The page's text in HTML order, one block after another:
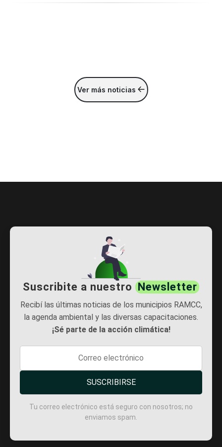
Ver más noticias
Suscribite a nuestro Newsletter
Recibí las últimas noticias de los municipios RAMCC,
la agenda ambiental y las diversas capacitaciones.
¡Sé parte de la acción climática!
SUSCRIBIRSE
Tu correo electrónico está seguro con nosotros; no
enviamos spam.